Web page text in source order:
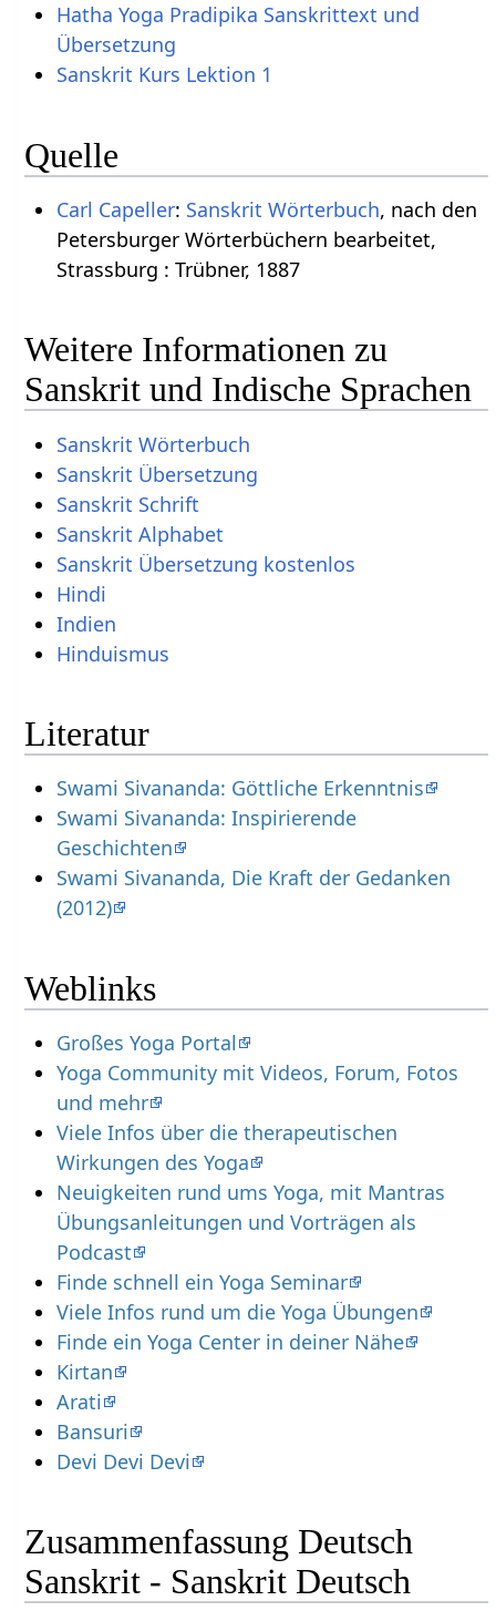
Hatha Yoga Pradipika Sanskrittext und
Übersetzung
Sanskrit Kurs Lektion 1
Quelle
Carl Capeller: Sanskrit Wörterbuch, nach den
Petersburger Wörterbüchern bearbeitet,
Strassburg : Trübner, 1887
Weitere Informationen zu
Sanskrit und Indische Sprachen
Sanskrit Wörterbuch
Sanskrit Übersetzung
Sanskrit Schrift
Sanskrit Alphabet
Sanskrit Übersetzung kostenlos
Hindi
Indien
Hinduismus
Literatur
Swami Sivananda: Göttliche Erkenntnis
Swami Sivananda: Inspirierende
Geschichten
Swami Sivananda, Die Kraft der Gedanken
(2012)
Weblinks
Großes Yoga Portal
Yoga Community mit Videos, Forum, Fotos
und mehr
Viele Infos über die therapeutischen
Wirkungen des Yoga
Neuigkeiten rund ums Yoga, mit Mantras
Übungsanleitungen und Vorträgen als
Podcast
Finde schnell ein Yoga Seminar
Viele Infos rund um die Yoga Übungen
Finde ein Yoga Center in deiner Nähe
Kirtan
Arati
Bansuri
Devi Devi Devi
Zusammenfassung Deutsch
Sanskrit - Sanskrit Deutsch